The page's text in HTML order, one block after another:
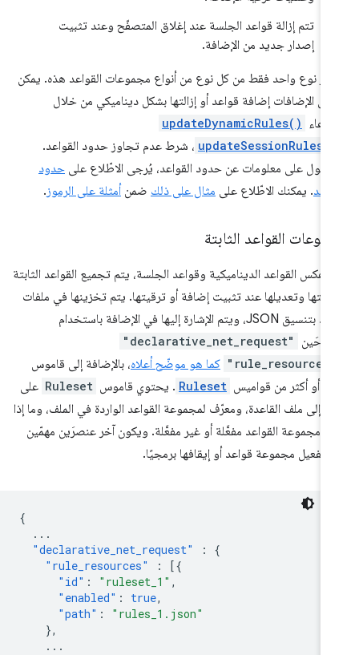
تتم إزالة قواعد الجلسة عند إغلاق المتصفّح وعند تثبيت
إصدار جديد من الإضافة.
نوع واحد فقط من كل نوع من أنواع مجموعات القواعد هذه. يمكن
الإضافات إضافة قواعد أو إزالتها بشكل ديناميكي من خلال
updateDynamicRules()
، شرط عدم تجاوز حدود القواعد.
على معلومات عن حدود القواعد، يُرجى الاطّلاع على حدود
. يمكنك الاطّلاع على مثال على ذلك ضمنأمثلة على الرموز.
القواعد الثابتة
عكس القواعد الديناميكية وقواعد الجلسة، يتم تجميع القواعد الثابتة
وتعديلها عند تثبيت إضافة أو ترقيتها. يتم تخزينها في ملفات
قواعد بتنسيق JSON، ويتم الإشارة إليها في الإضافة باستخدام
"declarative_net_request"
كما هو موضّح أعلاه ، بالإضافة إلى قاموس
أو أكثر من قواميس Ruleset . يحتوي قاموس Ruleset على
إلى ملف القاعدة، ومعرّف لمجموعة القواعد الواردة في الملف، وما إذا
مجموعة القواعد مفعَّلة أو غير مفعَّلة. ويكون آخر عنصرَين مهمّين
تفعيل مجموعة قواعد أو إيقافها برمجيًا.
"declarative_net_request"
"rule_resources" :
"id": "ruleset_1"
"enabled": true
"path": "rules_1.json"